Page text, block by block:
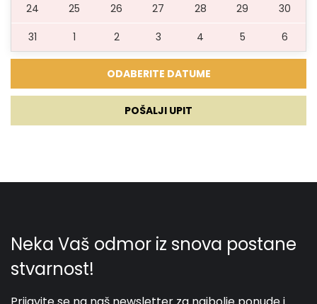
TV
Smart TV
Kauč na razvlačenje
Bicikle
SUP daska
24
25 26 27 28 29
30
31
1 2 3 4 5 6
POŠALJI UPIT